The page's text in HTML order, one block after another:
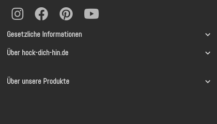
Gesetzliche Informationen
Über hock-dich-hin.de
Über unsere Produkte